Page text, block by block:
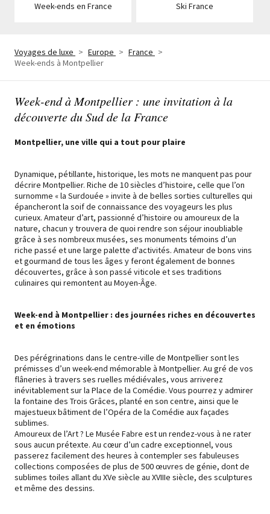
Week-ends en France Ski France
Voyages de luxe > Europe > France >
Week-ends à Montpellier
Week-end à Montpellier : une invitation à la
découverte du Sud de la France
Montpellier, une ville qui a tout pour plaire
Dynamique, pétillante, historique, les mots ne manquent pas pour
décrire Montpellier. Riche de 10 siècles d’histoire, celle que l’on
surnomme « la Surdouée » invite à de belles sorties culturelles qui
épancheront la soif de connaissance des voyageurs les plus
curieux. Amateur d’art, passionné d’histoire ou amoureux de la
nature, chacun y trouvera de quoi rendre son séjour inoubliable
grâce à ses nombreux musées, ses monuments témoins d’un
riche passé et une large palette d'activités. Amateur de bons vins
et gourmand de tous les âges y feront également de bonnes
découvertes, grâce à son passé viticole et ses traditions
culinaires qui remontent au Moyen-Âge.
Week-end à Montpellier : des journées riches en découvertes
et en émotions
Des pérégrinations dans le centre-ville de Montpellier sont les
prémisses d’un week-end mémorable à Montpellier. Au gré de vos
flâneries à travers ses ruelles médiévales, vous arriverez
inévitablement sur la Place de la Comédie. Vous pourrez y admirer
la fontaine des Trois Grâces, planté en son centre, ainsi que le
majestueux bâtiment de l’Opéra de la Comédie aux façades
sublimes.
Amoureux de l’Art ? Le Musée Fabre est un rendez-vous à ne rater
sous aucun prétexte. Au cœur d’un cadre exceptionnel, vous
passerez facilement des heures à contempler ses fabuleuses
collections composées de plus de 500 œuvres de génie, dont de
sublimes toiles allant du XVe siècle au XVIIIe siècle, des sculptures
et même des dessins.